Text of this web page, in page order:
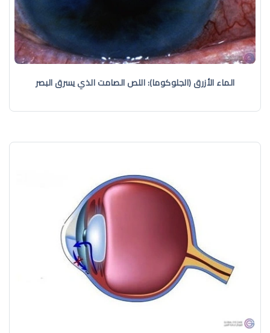
الماء الأزرق (الجلوكوما): اللص الصامت الذي يسرق البصر